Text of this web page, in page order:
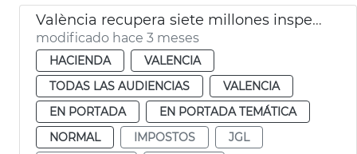
València recupera siete millones inspecciones tributarias
modificado hace 3 meses
HACIENDA
VALENCIA
TODAS LAS AUDIENCIAS
VALENCIA
EN PORTADA
EN PORTADA TEMÁTICA
NORMAL
IMPOSTOS
JGL